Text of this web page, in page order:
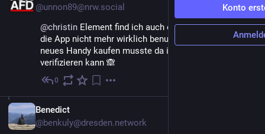
@unnon89@nrw.social
@christin Element find ich auch extrem kacke. Kann
die App nicht mehr wirklich benutzen nachdem ich n
neues Handy kaufen musste da ich mich nicht mehr
verifizieren kann 🙈
0
Benedict
@benkuly@dresden.network
Konto